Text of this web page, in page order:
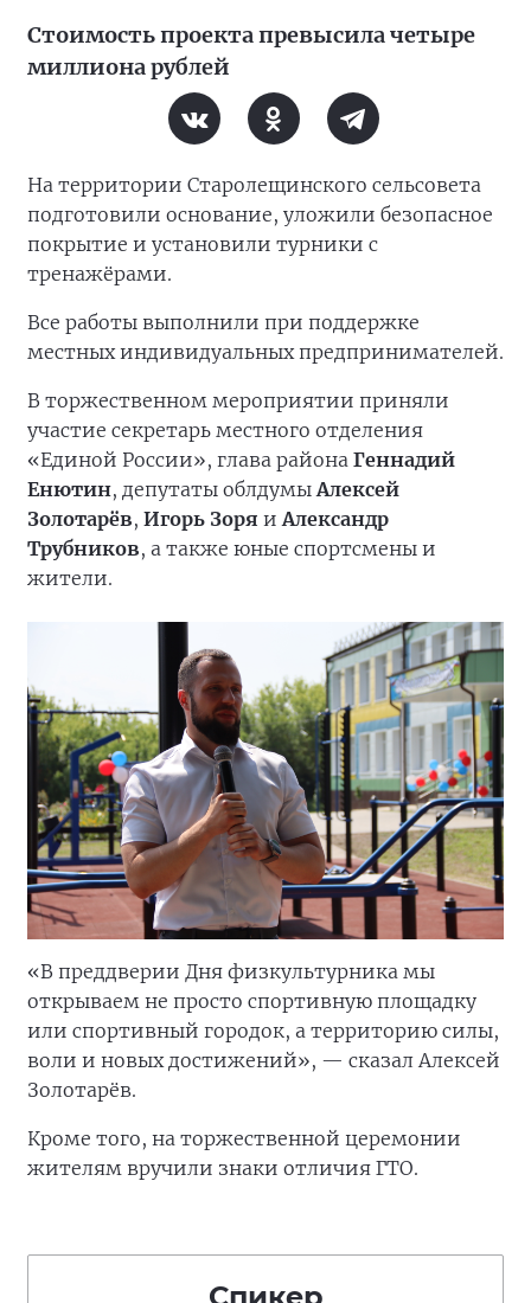
Стоимость проекта превысила четыре
миллиона рублей
На территории Старолещинского сельсовета
подготовили основание, уложили безопасное
покрытие и установили турники с
тренажёрами.
Все работы выполнили при поддержке
местных индивидуальных предпринимателей.
В торжественном мероприятии приняли
участие секретарь местного отделения
«Единой России», глава района Геннадий
Енютин, депутаты облдумыАлексей
Золотарёв, Игорь Зоря иАлександр
Трубников, а также юные спортсмены и
жители.
«В преддверии Дня физкультурника мы
открываем не просто спортивную площадку
или спортивный городок, а территорию силы,
воли и новых достижений», — сказал Алексей
Золотарёв.
Кроме того, на торжественной церемонии
жителям вручили знаки отличия ГТО.